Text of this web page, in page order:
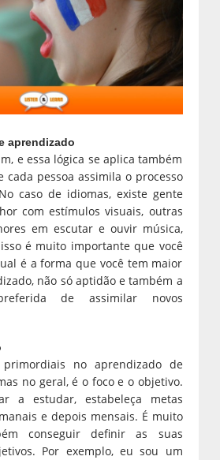
aprendizado
e essa lógica se aplica também
cada pessoa assimila o processo
caso de idiomas, existe gente
com estímulos visuais, outras
em escutar e ouvir música,
é muito importante que você
é a forma que você tem maior
não só aptidão e também a
de assimilar novos
no aprendizado de
no geral, é o foco e o objetivo.
a estudar, estabeleça metas
e depois mensais. É muito
conseguir definir as suas
Por exemplo, eu sou um